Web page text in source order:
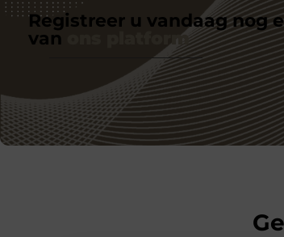
Registreer u vandaag nog
van
ons platform